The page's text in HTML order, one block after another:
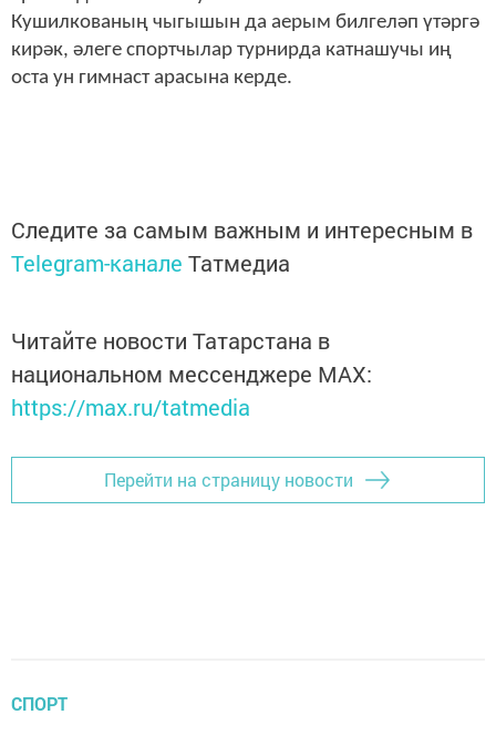
Кушилкованың чыгышын да аерым билгеләп үтәргә
кирәк, әлеге спортчылар турнирда катнашучы иң
оста ун гимнаст арасына керде.
Следите за самым важным и интересным в
Telegram-канале Татмедиа
Читайте новости Татарстана в
национальном мессенджере MАХ:
https://max.ru/tatmedia
Перейти на страницу новости
СПОРТ